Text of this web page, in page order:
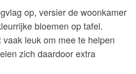
op, versier de woonkamer
bloemen op tafel.
leuk om mee te helpen
zich daardoor extra